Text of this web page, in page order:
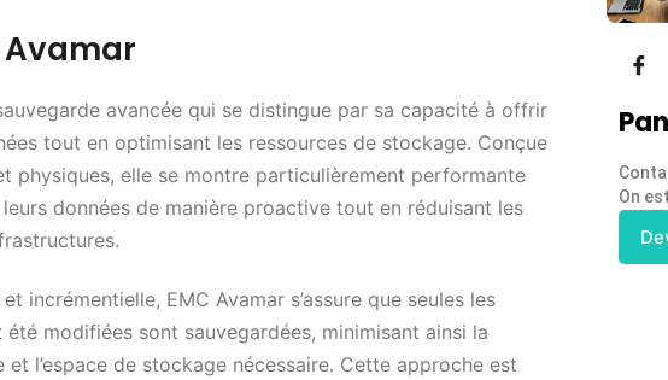
Avamar
avancée qui se distingue par sa capacité à offrir
tout en optimisant les ressources de stockage. Conçue
physiques, elle se montre particulièrement performante
données de manière proactive tout en réduisant les
incrémentielle, EMC Avamar s’assure que seules les
modifiées sont sauvegardées, minimisant ainsi la
l’espace de stockage nécessaire. Cette approche est
On